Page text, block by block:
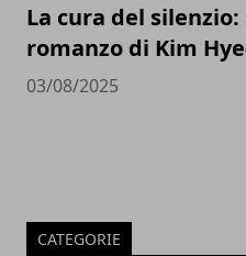
La cura del
romanzo di Kim
03/08/2025
CATEGORIE